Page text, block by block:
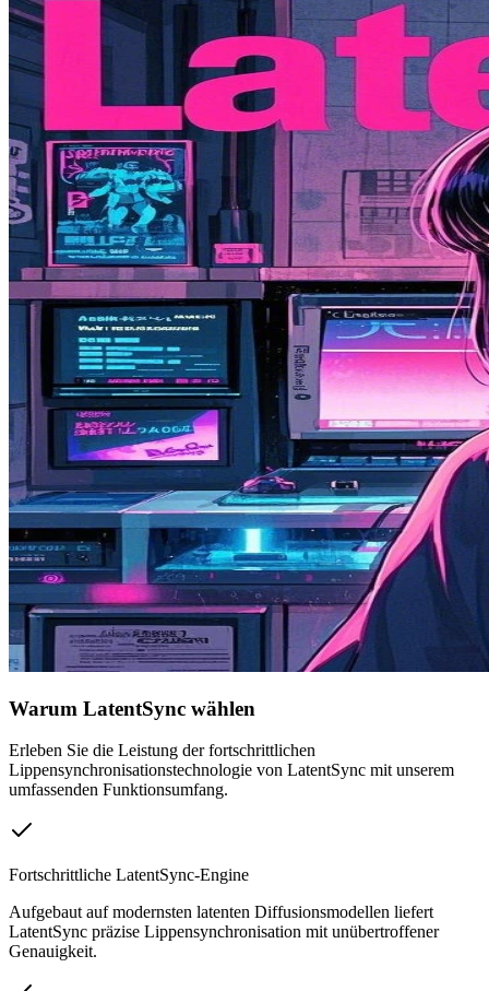
Warum LatentSync wählen
Erleben Sie die Leistung der fortschrittlichen
Lippensynchronisationstechnologie von LatentSync mit unserem
umfassenden Funktionsumfang.
Fortschrittliche LatentSync-Engine
Aufgebaut auf modernsten latenten Diffusionsmodellen liefert
LatentSync präzise Lippensynchronisation mit unübertroffener
Genauigkeit.